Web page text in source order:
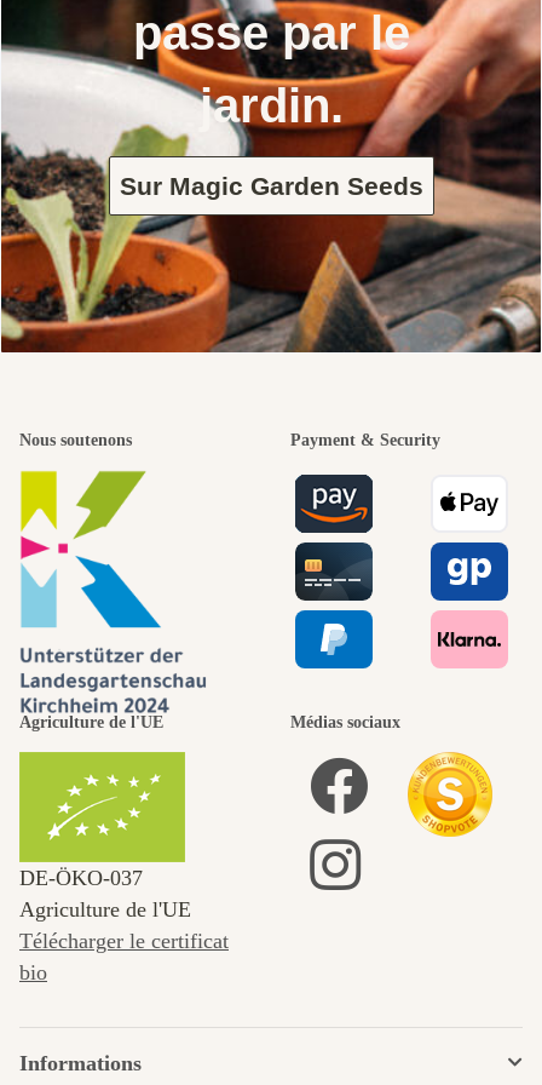
passe par le
jardin.
Sur Magic Garden Seeds
Nous soutenons Payment & Security
Agriculture de l'UE
DE‑ÖKO‑037
Agriculture de l'UE
Télécharger le certificat
bio
Médias sociaux
Informations